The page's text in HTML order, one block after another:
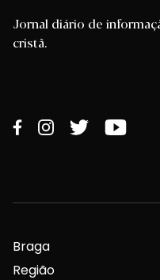
Jornal diário de
cristã.
Braga
Região